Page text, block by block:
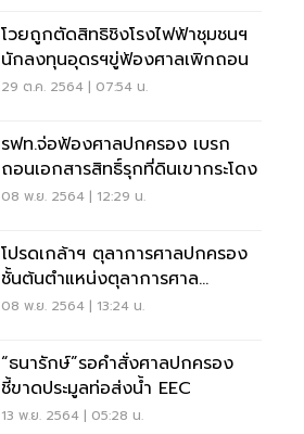
โวยถูกตัดสิทธิชิงโรงไฟฟ้าชุมชนฯ
นักลงทุนอุดรฯขู่ฟ้องศาลเพิกถอน
29 ต.ค. 2564 | 07:54 น.
รฟท.จ่อฟ้องศาลปกครอง เบรก
ถอนเอกสารสิทธิ์รุกที่ดินเขากระโดง
08 พ.ย. 2564 | 12:29 น.
โปรดเกล้าฯ ตุลาการศาลปกครอง
ชั้นต้นตำแหน่งตุลาการศาล
ปกครองกลาง 19 ราย
08 พ.ย. 2564 | 13:24 น.
“ธนารักษ์”รอคำสั่งศาลปกครอง
ชี้ขาดประมูลท่อส่งน้ำ EEC
13 พ.ย. 2564 | 05:28 น.